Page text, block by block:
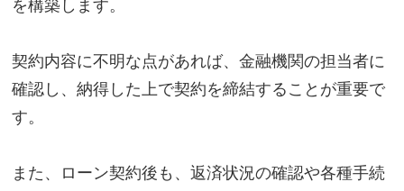
を構築します。
契約内容に不明な点があれば、金融機関の担当者に
確認し、納得した上で契約を締結することが重要で
す。
また、ローン契約後も、返済状況の確認や各種手続